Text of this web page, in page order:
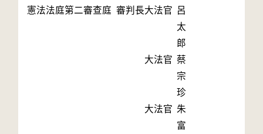
憲法法庭第二審查庭 審判長大法官 呂
太
郎
大法官 蔡
宗
珍
大法官 朱
富